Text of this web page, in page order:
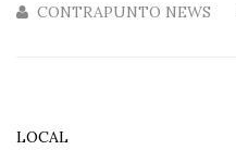
CONTRAPUNTO NEWS
LOCAL